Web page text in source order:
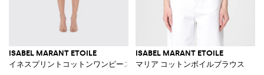
ISABEL MARANT ETOILE
イネスプリントコットンワンピース
ISABEL MARANT ETOILE
マリア コットンボイルブラウス